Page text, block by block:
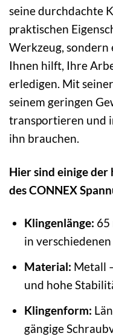
seine durchdachte
praktischen
Werkzeug,
Ihnen hilft, Ihre
erledigen. Mit
seinem geringen
transportieren und
ihn brauchen.
Hier sind einige
des CONNEX
Klingenlänge: 65
in
Material: Metall
und hohe
Klingenform:
gängige